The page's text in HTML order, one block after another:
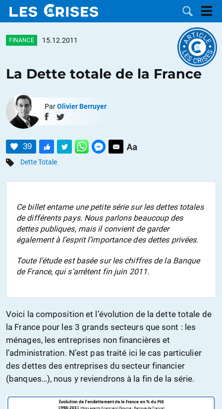
DOSSIERS
CATÉGORIES
NOUS
CONTACTER
FAIRE UN
FINANCE 15.12.2011
La Dette totale de la France
ParOlivier Berruyer
39
Dette Totale
Ce billet entame une petite série sur les dettes totales
de différents pays. Nous parlons beaucoup des
dettes publiques, mais il convient de garder
également à l’esprit l’importance des dettes privées.
Toute l’étude est basée sur les chiffres de la Banque
de France, qui s’arrêtent fin juin 2011.
Voici la composition et l’évolution de la dette totale de
la France pour les 3 grands secteurs que sont : les
ménages, les entreprises non financières et
l’administration. N’est pas traité ici le cas particulier
des dettes des entreprises du secteur financier
(banques…), nous y reviendrons à la fin de la série.